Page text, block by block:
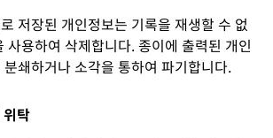
저장된 개인정보는 기록을 재생할 수 없
사용하여 삭제합니다. 종이에 출력된 개인
쇄하거나 소각을 통하여 파기합니다.
탁